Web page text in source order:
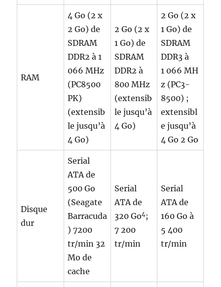
RAM
4 Go (2 x
2 Go) de
SDRAM
DDR2 à 1
066 MHz
(PC8500
PK)
(extensib
le jusqu’à
4 Go)
2 Go (2 x
1 Go) de
SDRAM
DDR2 à
800 MHz
(extensib
le jusqu’à
4 Go)
2 Go (2 x
1 Go) de
SDRAM
DDR3 à
1 066 MH
z (PC3-
8500) ;
extensibl
e jusqu’à
4 Go 2 Go
Disque
dur
Serial
ATA de
500 Go
(Seagate
Barracuda
) 7200
tr/min 32
Mo de
cache
Serial
ATA de
320 Go4;
7 200
tr/min
Serial
ATA de
160 Go à
5 400
tr/min